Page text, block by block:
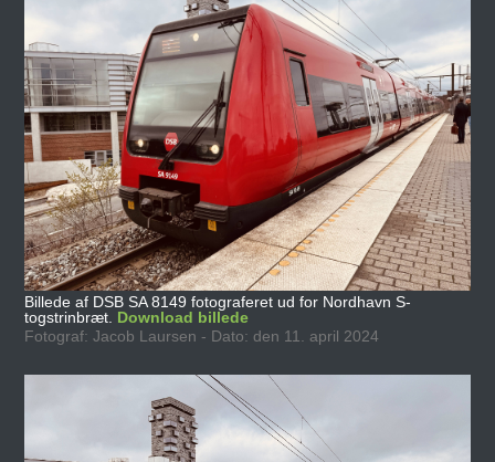
Billede af DSB SA 8149 fotograferet ud for Nordhavn S-
togstrinbræt. Download billede
Fotograf: Jacob Laursen - Dato: den 11. april 2024